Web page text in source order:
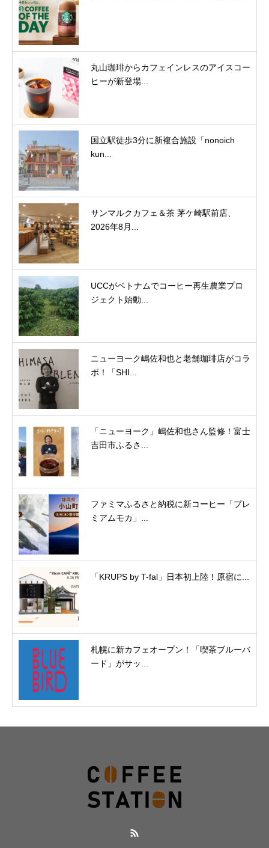
丸山珈琲からカフェインレスのアイスコー
ヒーが新登場...
国立駅徒歩3分に新複合施設「nonoich
kun...
サンマルクカフェ＆茶 茅ケ崎駅前店、
2026年8月...
UCCがベトナムでコーヒー再生農業プロ
ジェクト始動...
ニューヨーク嶋佐和也と老舗珈琲店がコラ
ボ！「SHI...
「ニューヨーク」嶋佐和也さん監修！富士
吉田市ふるさ...
ファミマふるさと納税に新コーヒー「プレ
ミアムモカ」...
「KRUPS by T-fal」日本初上陸！原宿に...
札幌に新カフェオープン！「喫茶ブルーバ
ード」がサッ...